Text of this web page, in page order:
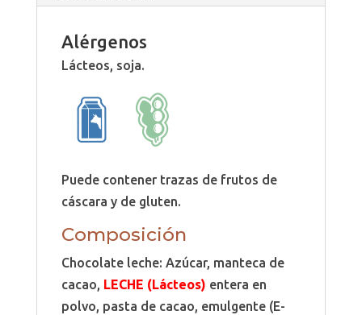
Alérgenos
Lácteos, soja.
Puede contener trazas de frutos de
cáscara y de gluten.
Composición
Chocolate leche: Azúcar, manteca de
cacao, LECHE (Lácteos) entera en
polvo, pasta de cacao, emulgente (E-